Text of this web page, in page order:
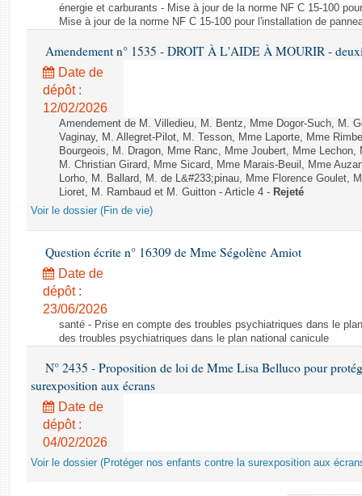
énergie et carburants - Mise à jour de la norme NF C 15-100
Mise à jour de la norme NF C 15-100 pour l'installation de
Amendement n° 1535 - DROIT À L'AIDE À MOURIR -
Date de
dépôt :
12/02/2026
Amendement de M. Villedieu, M. Bentz, Mme Dogor-Such, M.
Vaginay, M. Allegret-Pilot, M. Tesson, Mme Laporte, Mme
Bourgeois, M. Dragon, Mme Ranc, Mme Joubert, Mme
M. Christian Girard, Mme Sicard, Mme Marais-Beuil, Mme
Lorho, M. Ballard, M. de L&#233;pinau, Mme Florence Goulet,
Lioret, M. Rambaud et M. Guitton - Article 4 - Rejeté
Voir le dossier (Fin de vie)
Question écrite n° 16309 de Mme Ségolène Amiot
Date de
dépôt :
23/06/2026
santé - Prise en compte des troubles psychiatriques dans le
des troubles psychiatriques dans le plan national canicule
N° 2435 - Proposition de loi de Mme Lisa Belluco pour
surexposition aux écrans
Date de
dépôt :
04/02/2026
Voir le dossier (Protéger nos enfants contre la surexposition aux